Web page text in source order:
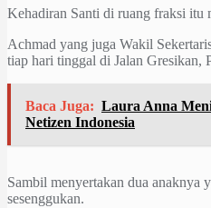
Kehadiran Santi di ruang fraksi itu
Achmad yang juga Wakil
tiap hari tinggal di Jalan Gresikan,
Baca Juga: Laura Anna
Netizen Indonesia
Sambil menyertakan dua anaknya
sesenggukan.